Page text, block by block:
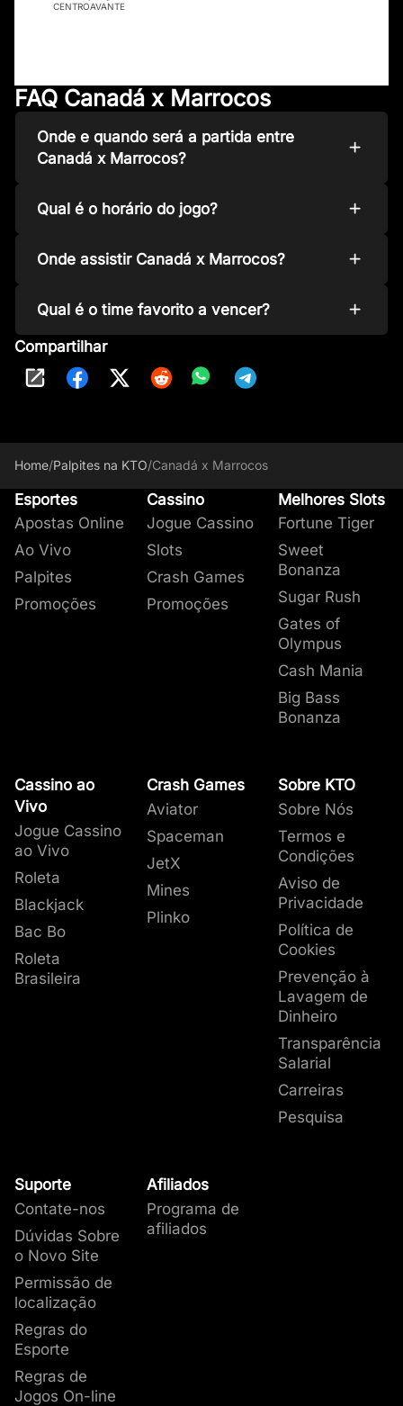
CENTROAVANTE
FAQ Canadá x Marrocos
Onde e quando será a partida entre
Canadá x Marrocos?
Qual é o horário do jogo?
Onde assistir Canadá x Marrocos?
Qual é o time favorito a vencer?
Compartilhar
Home/Palpites na KTO/Canadá x Marrocos
Esportes
Apostas Online
Ao Vivo
Palpites
Promoções
Cassino
Jogue Cassino
Slots
Crash Games
Promoções
Melhores Slots
Fortune Tiger
Sweet
Bonanza
Sugar Rush
Gates of
Olympus
Cash Mania
Big Bass
Bonanza
Cassino ao
Vivo
Jogue Cassino
ao Vivo
Roleta
Blackjack
Bac Bo
Roleta
Brasileira
Crash Games
Aviator
Spaceman
JetX
Mines
Plinko
Sobre KTO
Sobre Nós
Termos e
Condições
Aviso de
Privacidade
Política de
Cookies
Prevenção à
Lavagem de
Dinheiro
Transparência
Salarial
Carreiras
Pesquisa
Suporte
Contate-nos
Dúvidas Sobre
o Novo Site
Permissão de
localização
Regras do
Esporte
Regras de
Jogos On-line
Afiliados
Programa de
afiliados